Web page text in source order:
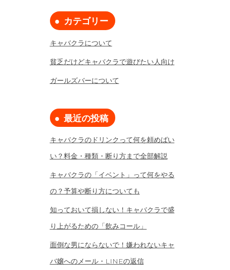
カテゴリー
キャバクラについて
貧乏だけどキャバクラで遊びたい人向け
ガールズバーについて
最近の投稿
キャバクラのドリンクって何を頼めばい
い？料金・種類・断り方まで全部解説
キャバクラの「イベント」って何をやる
の？予算や断り方についても
知っておいて損しない！キャバクラで盛
り上がるための「飲みコール」
面倒な男にならないで！嫌われないキャ
バ嬢へのメール・LINEの返信